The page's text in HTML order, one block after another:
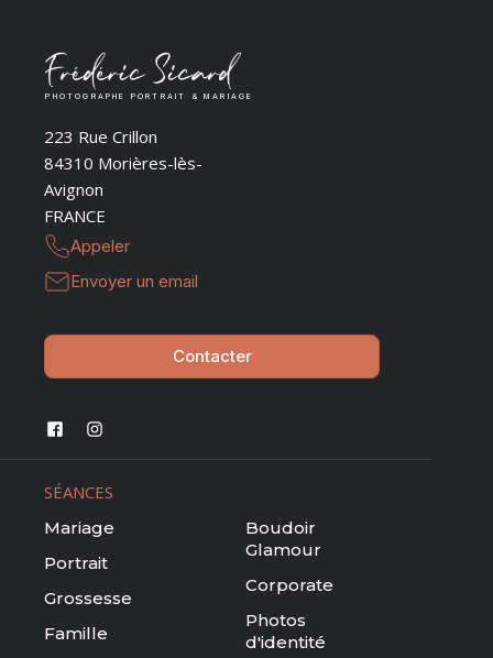
PHOTOGRAPHE PORTRAIT & MARIAGE
223 Rue Crillon
84310 Morières-lès-
Avignon
FRANCE
Appeler
Envoyer un email
Contacter
SÉANCES
Mariage
Portrait
Grossesse
Famille
Boudoir
Glamour
Corporate
Photos
d'identité